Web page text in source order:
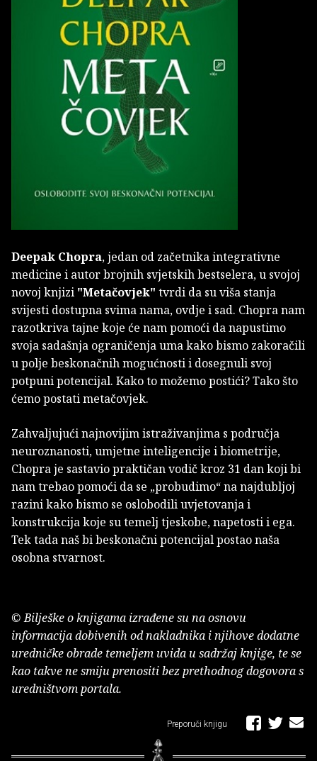
Deepak Chopra, jedan od začetnika integrativne
medicine i autor brojnih svjetskih bestselera, u svojoj
novoj knjizi "Metačovjek" tvrdi da su viša stanja
svijesti dostupna svima nama, ovdje i sad. Chopra nam
razotkriva tajne koje će nam pomoći da napustimo
svoja sadašnja ograničenja uma kako bismo zakoračili
u polje beskonačnih mogućnosti i dosegnuli svoj
potpuni potencijal. Kako to možemo postići? Tako što
ćemo postati metačovjek.
Zahvaljujući najnovijim istraživanjima s područja
neuroznanosti, umjetne inteligencije i biometrije,
Chopra je sastavio praktičan vodič kroz 31 dan koji bi
nam trebao pomoći da se „probudimo“ na najdubljoj
razini kako bismo se oslobodili uvjetovanja i
konstrukcija koje su temelj tjeskobe, napetosti i ega.
Tek tada naš bi beskonačni potencijal postao naša
osobna stvarnost.
© Bilješke o knjigama izrađene su na osnovu
informacija dobivenih od nakladnika i njihove dodatne
uredničke obrade temeljem uvida u sadržaj knjige, te se
kao takve ne smiju prenositi bez prethodnog dogovora s
uredništvom portala.
Preporuči knjigu